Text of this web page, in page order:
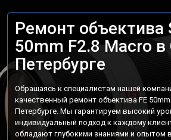
Ремонт объектива
50mm F2.8 Macro в
Петербурге
Обращаясь к специалистам нашей
качественный ремонт объектива FE
Петербурге. Мы гарантируем высокий
индивидуальный подход к каждому
обладают глубокими знаниями и опытом